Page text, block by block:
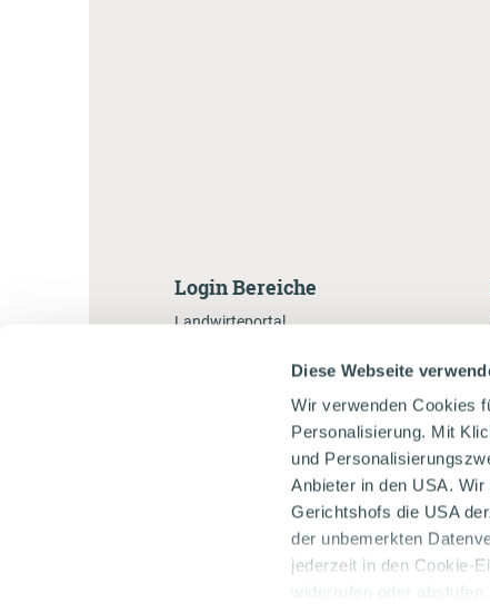
Diese Webseite
Wir verwenden Cookies
Personalisierung. Mit
und
Anbieter in den USA.
Gerichtshofs die USA
der unbemerkten
jederzeit in den Cookie-
Login Bereiche
Landwirteportal
Gastronomenportal